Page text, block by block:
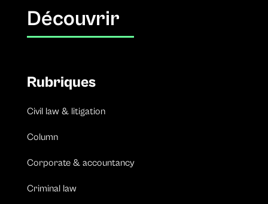
Découvrir
Rubriques
Civil law & litigation
Column
Corporate & accountancy
Criminal law